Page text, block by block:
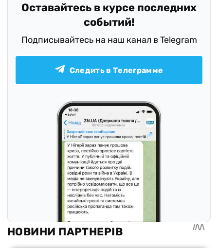
Оставайтесь в курсе последних
событий!
Подписывайтесь на наш канал в Telegram
Следить в Телеграмме